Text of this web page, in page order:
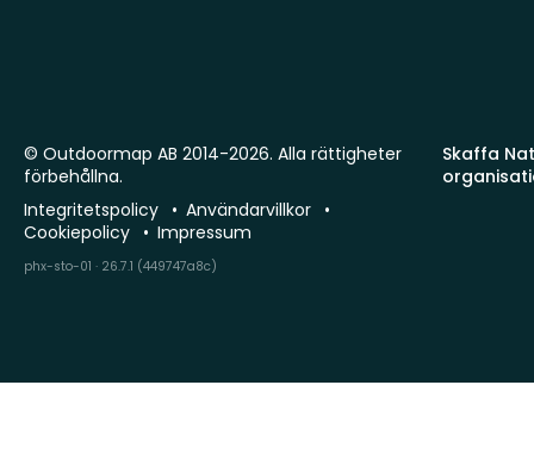
Skaffa
© Outdoormap AB 2014-2026. Alla rättigheter
förbehållna.
Integritetspolicy
Användarvillkor
Cookiepolicy
Impressum
phx-sto-01 · 26.7.1 (449747a8c)